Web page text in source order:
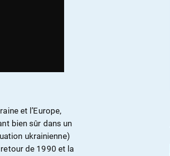
et l’Europe,
bien sûr dans un
ukrainienne)
de 1990 et la